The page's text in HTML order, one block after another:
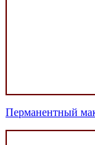
Перманентный